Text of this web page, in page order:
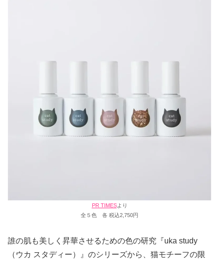
PR TIMESより
全５色 各 税込2,750円
誰の肌も美しく昇華させるための色の研究『uka study
（ウカ スタディー）』のシリーズから、猫モチーフの限